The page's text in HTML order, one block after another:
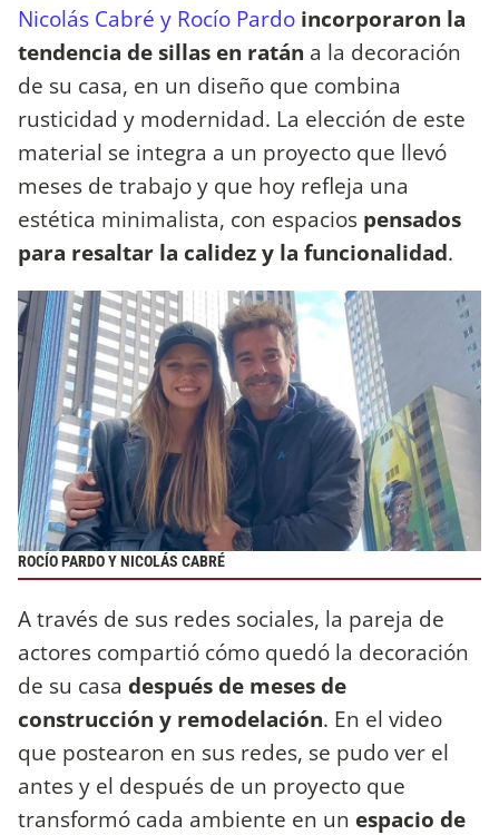
Nicolás Cabré y Rocío Pardo incorporaron la
tendencia de sillas en ratán a la decoración
de su casa, en un diseño que combina
rusticidad y modernidad. La elección de este
material se integra a un proyecto que llevó
meses de trabajo y que hoy refleja una
estética minimalista, con espacios pensados
para resaltar la calidez y la funcionalidad.
ROCÍO PARDO Y NICOLÁS CABRÉ
A través de sus redes sociales, la pareja de
actores compartió cómo quedó la decoración
de su casa después de meses de
construcción y remodelación. En el video
que postearon en sus redes, se pudo ver el
antes y el después de un proyecto que
transformó cada ambiente en un espacio de